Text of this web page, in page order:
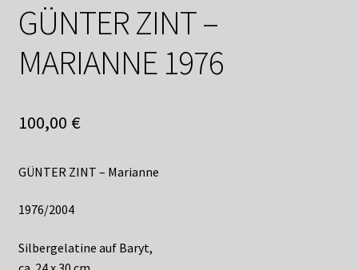
Mitglieder
Newsletter
GÜNTER ZINT –
MARIANNE 1976
100,00 €
GÜNTER ZINT – Marianne
1976/2004
Silbergelatine auf Baryt,